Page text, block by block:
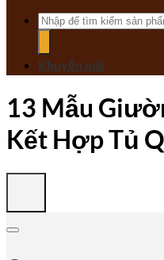
Tìm
kiếm:
Khuyến mãi
13 Mẫu
Kết Hợp Tủ